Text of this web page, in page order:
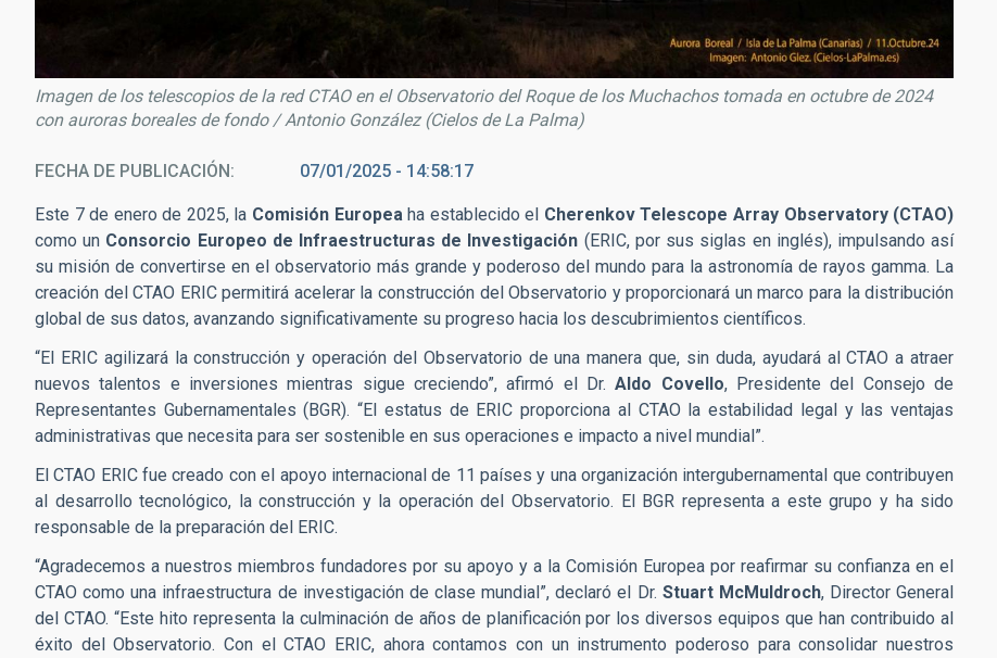
Imagen de los telescopios de la red CTAO en el Observatorio del Roque de los Muchachos tomada en octubre de 2024
con auroras boreales de fondo / Antonio González (Cielos de La Palma)
FECHA DE PUBLICACIÓN 07/01/2025 - 14:58:17
Este 7 de enero de 2025, la Comisión Europeaha establecido el Cherenkov Telescope Array Observatory (CTAO)
como un Consorcio Europeo de Infraestructuras de Investigación (ERIC, por sus siglas en inglés), impulsando así
su misión de convertirse en el observatorio más grande y poderoso del mundo para la astronomía de rayos gamma. La
creación del CTAO ERIC permitirá acelerar la construcción del Observatorio y proporcionará un marco para la distribución
global de sus datos, avanzando significativamente su progreso hacia los descubrimientos científicos.
“El ERIC agilizará la construcción y operación del Observatorio de una manera que, sin duda, ayudará al CTAO a atraer
nuevos talentos e inversiones mientras sigue creciendo”, afirmó el Dr.Aldo Covello, Presidente del Consejo de
Representantes Gubernamentales (BGR). “El estatus de ERIC proporciona al CTAO la estabilidad legal y las ventajas
administrativas que necesita para ser sostenible en sus operaciones e impacto a nivel mundial”.
El CTAO ERIC fue creado con el apoyo internacional de 11 países y una organización intergubernamental que contribuyen
al desarrollo tecnológico, la construcción y la operación del Observatorio. El BGR representa a este grupo y ha sido
responsable de la preparación del ERIC.
“Agradecemos a nuestros miembros fundadores por su apoyo y a la Comisión Europea por reafirmar su confianza en el
CTAO como una infraestructura de investigación de clase mundial”, declaró el Dr. Stuart McMuldroch, Director General
del CTAO. “Este hito representa la culminación de años de planificación por los diversos equipos que han contribuido al
éxito del Observatorio. Con el CTAO ERIC, ahora contamos con un instrumento poderoso para consolidar nuestros